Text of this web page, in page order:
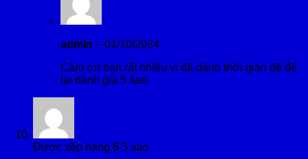
admin – 01/10/2024
Cảm ơn bạn rất nhiều vì đã dành thời gian để để
lại đánh giá 5 sao
Được xếp hạng 5 5 sao